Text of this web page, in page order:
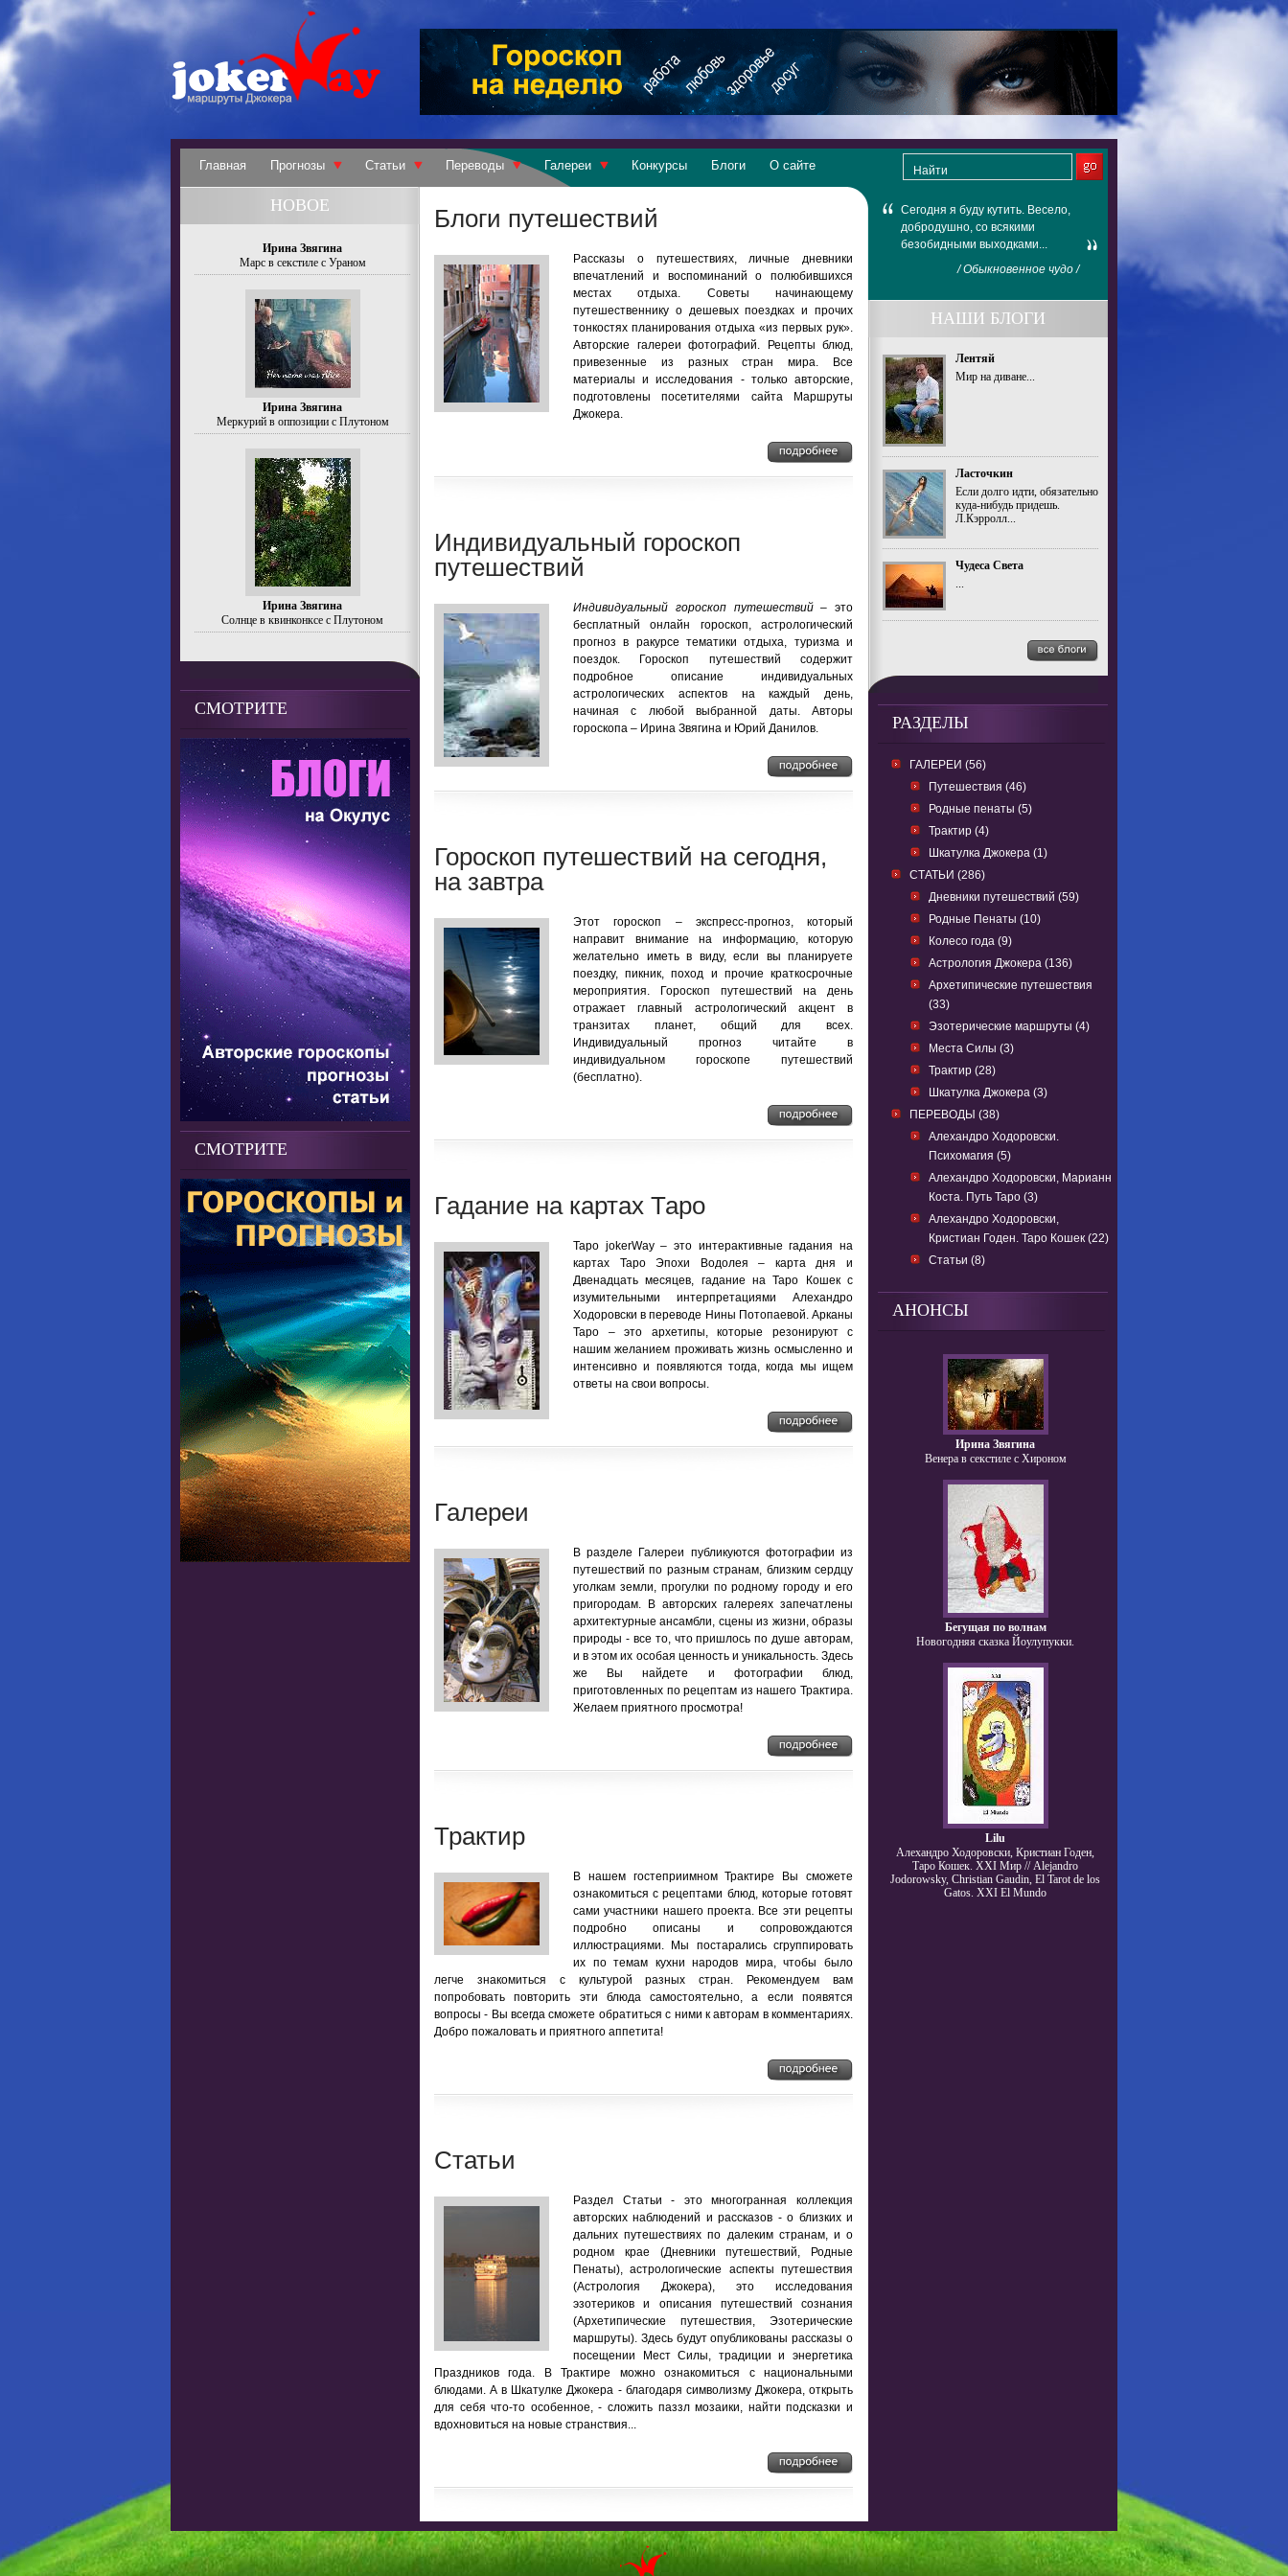
Главная Прогнозы Статьи Переводы Галереи Конкурсы Блоги О сайте
Блоги путешествий
Рассказы о путешествиях, личные дневники
впечатлений и воспоминаний о полюбившихся
местах отдыха. Советы начинающему
путешественнику о дешевых поездках и прочих
тонкостях планирования отдыха «из первых рук».
Авторские галереи фотографий. Рецепты блюд,
привезенные из разных стран мира. Все
материалы и исследования - только авторские,
подготовлены посетителями сайта Маршруты
Джокера.
Индивидуальный гороскоп
путешествий
Индивидуальный гороскоп путешествий– это
бесплатный онлайн гороскоп, астрологический
прогноз в ракурсе тематики отдыха, туризма и
поездок. Гороскоп путешествий содержит
подробное описание индивидуальных
астрологических аспектов на каждый день,
начиная с любой выбранной даты. Авторы
гороскопа – Ирина Звягина и Юрий Данилов.
Гороскоп путешествий на сегодня,
на завтра
Этот гороскоп – экспресс-прогноз, который
направит внимание на информацию, которую
желательно иметь в виду, если вы планируете
поездку, пикник, поход и прочие краткосрочные
мероприятия. Гороскоп путешествий на день
отражает главный астрологический акцент в
транзитах планет, общий для всех.
Индивидуальный прогноз читайте в
индивидуальном гороскопе путешествий
(бесплатно).
Гадание на картах Таро
Таро jokerWay – это интерактивные гадания на
картах Таро Эпохи Водолея – карта дня и
Двенадцать месяцев, гадание на Таро Кошек с
изумительными интерпретациями Алехандро
Ходоровски в переводе Нины Потопаевой. Арканы
Таро – это архетипы, которые резонируют с
нашим желанием проживать жизнь осмысленно и
интенсивно и появляются тогда, когда мы ищем
ответы на свои вопросы.
Галереи
В разделе Галереи публикуются фотографии из
путешествий по разным странам, близким сердцу
уголкам земли, прогулки по родному городу и его
пригородам. В авторских галереях запечатлены
архитектурные ансамбли, сцены из жизни, образы
природы - все то, что пришлось по душе авторам,
и в этом их особая ценность и уникальность. Здесь
же Вы найдете и фотографии блюд,
приготовленных по рецептам из нашего Трактира.
Желаем приятного просмотра!
Трактир
В нашем гостеприимном Трактире Вы сможете
ознакомиться с рецептами блюд, которые готовят
сами участники нашего проекта. Все эти рецепты
подробно описаны и сопровождаются
иллюстрациями. Мы постарались сгруппировать
их по темам кухни народов мира, чтобы было
легче знакомиться с культурой разных стран. Рекомендуем вам
попробовать повторить эти блюда самостоятельно, а если появятся
вопросы - Вы всегда сможете обратиться с ними к авторам в комментариях.
Добро пожаловать и приятного аппетита!
Статьи
Раздел Статьи - это многогранная коллекция
авторских наблюдений и рассказов - о близких и
дальних путешествиях по далеким странам, и о
родном крае (Дневники путешествий, Родные
Пенаты), астрологические аспекты путешествия
(Астрология Джокера), это исследования
эзотериков и описания путешествий сознания
(Архетипические путешествия, Эзотерические
маршруты). Здесь будут опубликованы рассказы о
посещении Мест Силы, традиции и энергетика
Праздников года. В Трактире можно ознакомиться с национальными
блюдами. А в Шкатулке Джокера - благодаря символизму Джокера, открыть
для себя что-то особенное, - сложить паззл мозаики, найти подсказки и
вдохновиться на новые странствия...
Сегодня я буду кутить. Весело,
добродушно, со всякими
безобидными выходками...
/ Обыкновенное чудо /
НАШИ БЛОГИ
Лентяй
Мир на диване...
Ласточкин
Если долго идти, обязательно
куда-нибудь придешь.
Л.Кэрролл...
Чудеса Света
...
РАЗДЕЛЫ
ГАЛЕРЕИ (56)
Путешествия (46)
Родные пенаты (5)
Трактир (4)
Шкатулка Джокера (1)
СТАТЬИ (286)
Дневники путешествий (59)
Родные Пенаты (10)
Колесо года (9)
Астрология Джокера (136)
Архетипические путешествия
(33)
Эзотерические маршруты (4)
Места Силы (3)
Трактир (28)
Шкатулка Джокера (3)
ПЕРЕВОДЫ (38)
Алехандро Ходоровски.
Психомагия (5)
Алехандро Ходоровски, Марианн
Коста. Путь Таро (3)
Алехандро Ходоровски,
Кристиан Годен. Таро Кошек (22)
Статьи (8)
АНОНСЫ
Ирина Звягина
Венера в секстиле с Хироном
Бегущая по волнам
Новогодняя сказка Йоулупукки.
Lilu
Алехандро Ходоровски, Кристиан Годен,
Таро Кошек. XXI Мир // Alejandro
Jodorowsky, Christian Gaudin, El Tarot de los
Gatos. XXI El Mundo
НОВОЕ
Ирина Звягина
Марс в секстиле с Ураном
Ирина Звягина
Меркурий в оппозиции с Плутоном
Ирина Звягина
Солнце в квинконксе с Плутоном
СМОТРИТЕ
СМОТРИТЕ